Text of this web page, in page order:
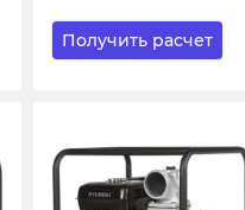
Получить расчет